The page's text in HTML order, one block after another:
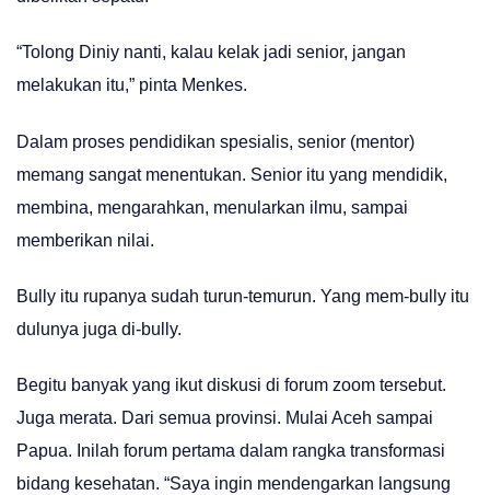
“Tolong Diniy nanti, kalau kelak jadi senior, jangan
melakukan itu,” pinta Menkes.
Dalam proses pendidikan spesialis, senior (mentor)
memang sangat menentukan. Senior itu yang mendidik,
membina, mengarahkan, menularkan ilmu, sampai
memberikan nilai.
Bully itu rupanya sudah turun-temurun. Yang mem-bully itu
dulunya juga di-bully.
Begitu banyak yang ikut diskusi di forum zoom tersebut.
Juga merata. Dari semua provinsi. Mulai Aceh sampai
Papua. Inilah forum pertama dalam rangka transformasi
bidang kesehatan. “Saya ingin mendengarkan langsung